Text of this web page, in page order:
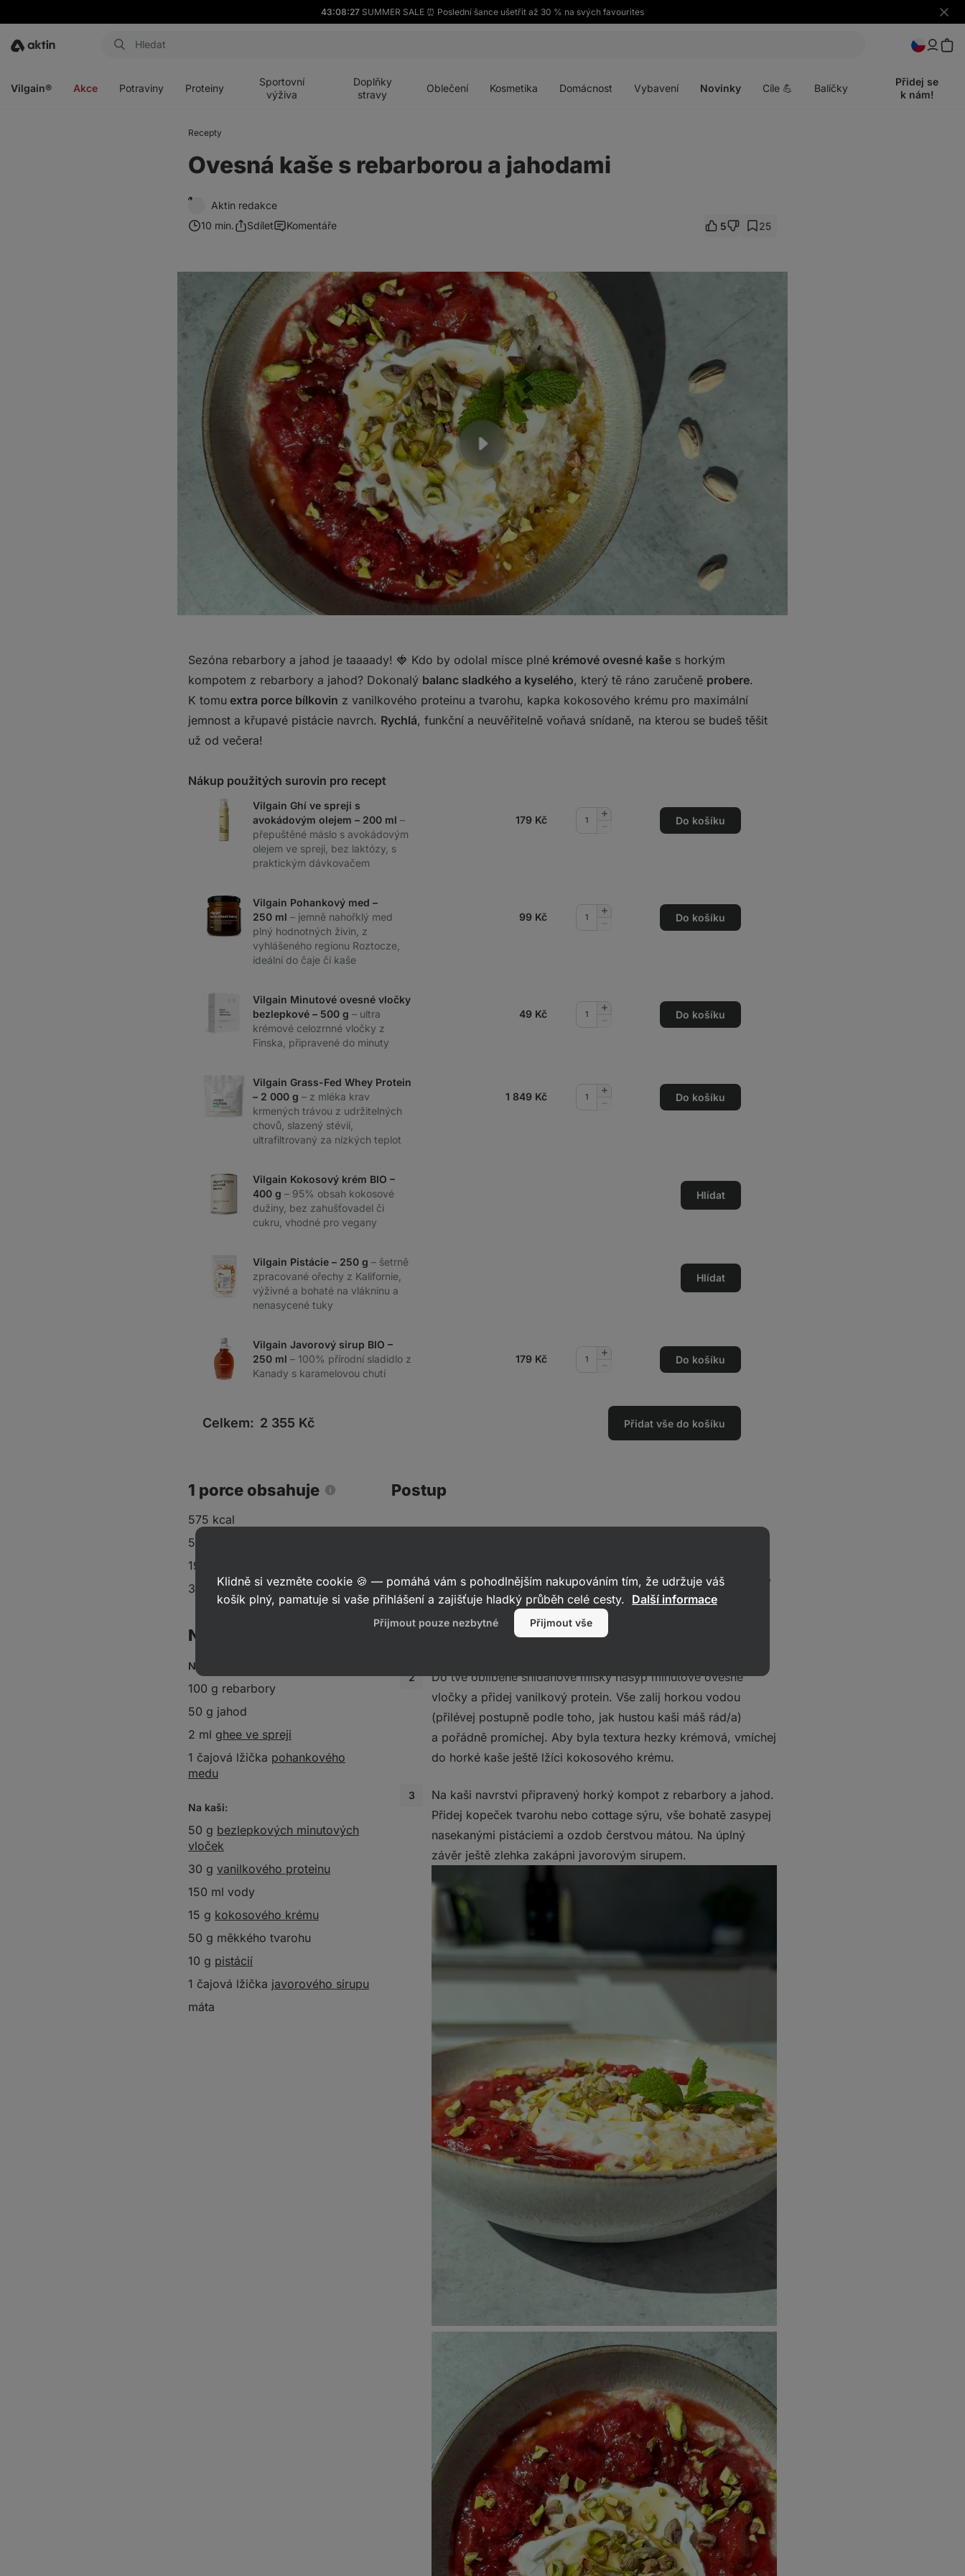
43:08:26 SUMMER SALE ⏰ Poslední šance ušetřit až 30 % na svých favourites
Skrýt
Aktin
Vilgain® Akce Potraviny Proteiny
Sportovní
výživa
Doplňky
stravy
Oblečení Kosmetika Domácnost Vybavení Novinky Cíle 💪 Balíčky
Přidej se
k nám!
Recepty
Ovesná kaše s rebarborou a jahodami
Aktin redakce
10 min.
Sdílet Komentáře 5 25
Sezóna rebarbory a jahod je taaaady! 🍓 Kdo by odolal misce plné krémové ovesné kaše s horkým
kompotem z rebarbory a jahod? Dokonalý balanc sladkého a kyselého, který tě ráno zaručeně probere.
K tomu extra porce bílkovin z vanilkového proteinu a tvarohu, kapka kokosového krému pro maximální
jemnost a křupavé pistácie navrch. Rychlá, funkční a neuvěřitelně voňavá snídaně, na kterou se budeš těšit
už od večera!
Nákup použitých surovin pro recept
Vilgain Ghí ve spreji s
avokádovým olejem – 200 ml –
přepuštěné máslo s avokádovým
olejem ve spreji, bez laktózy, s
praktickým dávkovačem
179 Kč
Přidat
Do košíku
Vilgain Pohankový med –
250 ml – jemně nahořklý med
plný hodnotných živin, z
vyhlášeného regionu Roztocze,
ideální do čaje či kaše
99 Kč
Přidat
Do košíku
Vilgain Minutové ovesné vločky
bezlepkové – 500 g – ultra
krémové celozrnné vločky z
Finska, připravené do minuty
49 Kč
Přidat
Do košíku
Vilgain Grass-Fed Whey Protein
– 2 000 g – z mléka krav
krmených trávou z udržitelných
chovů, slazený stévií,
ultrafiltrovaný za nízkých teplot
1 849 Kč
Přidat
Do košíku
Vilgain Kokosový krém BIO –
400 g – 95% obsah kokosové
dužiny, bez zahušťovadel či
cukru, vhodné pro vegany
Hlídat
Vilgain Pistácie – 250 g – šetrně
zpracované ořechy z Kalifornie,
výživné a bohaté na vlákninu a
nenasycené tuky
Hlídat
Vilgain Javorový sirup BIO –
250 ml – 100% přírodní sladidlo z
Kanady s karamelovou chutí
179 Kč
Přidat
Do košíku
Celkem: 2 355 Kč Přidat vše do košíku
1 porce obsahuje
575 kcal
58 g sacharidů
19 g tuků
39 g bílkovin
Na 1 porci
Na ovocný rozvar:
100 g rebarbory
50 g jahod
2 ml ghee ve spreji
1 čajová lžička pohankového
medu
Na kaši:
50 g bezlepkových minutových
vloček
30 g vanilkového proteinu
150 ml vody
15 g kokosového krému
50 g měkkého tvarohu
10 g pistácií
1 čajová lžička javorového sirupu
máta
Postup
nezačne měknout. Přidej mražené jahody, lžičku pohankového
medu a za občasného míchání nech všechno společně
probublávat, dokud se ovoce nerozvaří do podoby měkkého
Do tvé oblíbené snídaňové misky nasyp minutové ovesné
vločky a přidej vanilkový protein. Vše zalij horkou vodou
(přilévej postupně podle toho, jak hustou kaši máš rád/a)
a pořádně promíchej. Aby byla textura hezky krémová, vmíchej
do horké kaše ještě lžíci kokosového krému.
Na kaši navrstvi připravený horký kompot z rebarbory a jahod.
Přidej kopeček tvarohu nebo cottage sýru, vše bohatě zasypej
nasekanými pistáciemi a ozdob čerstvou mátou. Na úplný
závěr ještě zlehka zakápni javorovým sirupem.
Klidně si vezměte cookie 🍪 — pomáhá vám s pohodlnějším nakupováním tím, že udržuje váš
košík plný, pamatuje si vaše přihlášení a zajišťuje hladký průběh celé cesty. Další informace
Přijmout pouze nezbytné Přijmout vše